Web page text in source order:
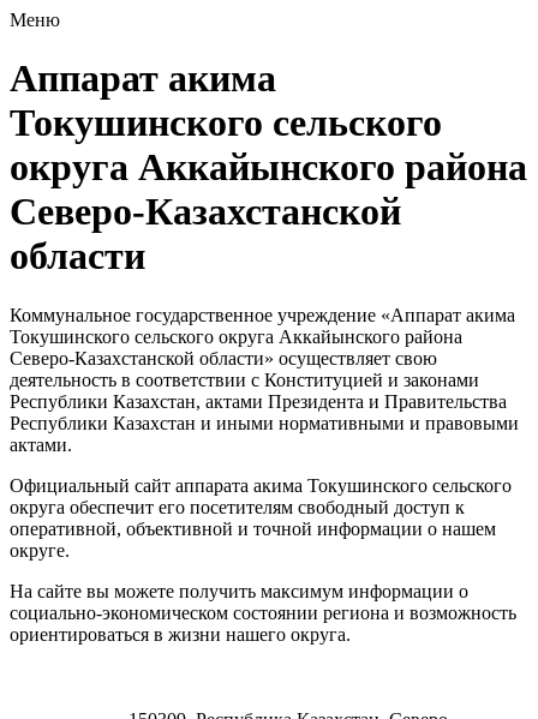
Меню
Аппарат акима
Токушинского сельского
округа Аккайынского района
Северо-Казахстанской
области
Коммунальное государственное учреждение «Аппарат акима
Токушинского сельского округа Аккайынского района
Северо-Казахстанской области» осуществляет свою
деятельность в соответствии с Конституцией и законами
Республики Казахстан, актами Президента и Правительства
Республики Казахстан и иными нормативными и правовыми
актами.
Официальный сайт аппарата акима Токушинского сельского
округа обеспечит его посетителям свободный доступ к
оперативной, объективной и точной информации о нашем
округе.
На сайте вы можете получить максимум информации о
социально-экономическом состоянии региона и возможность
ориентироваться в жизни нашего округа.